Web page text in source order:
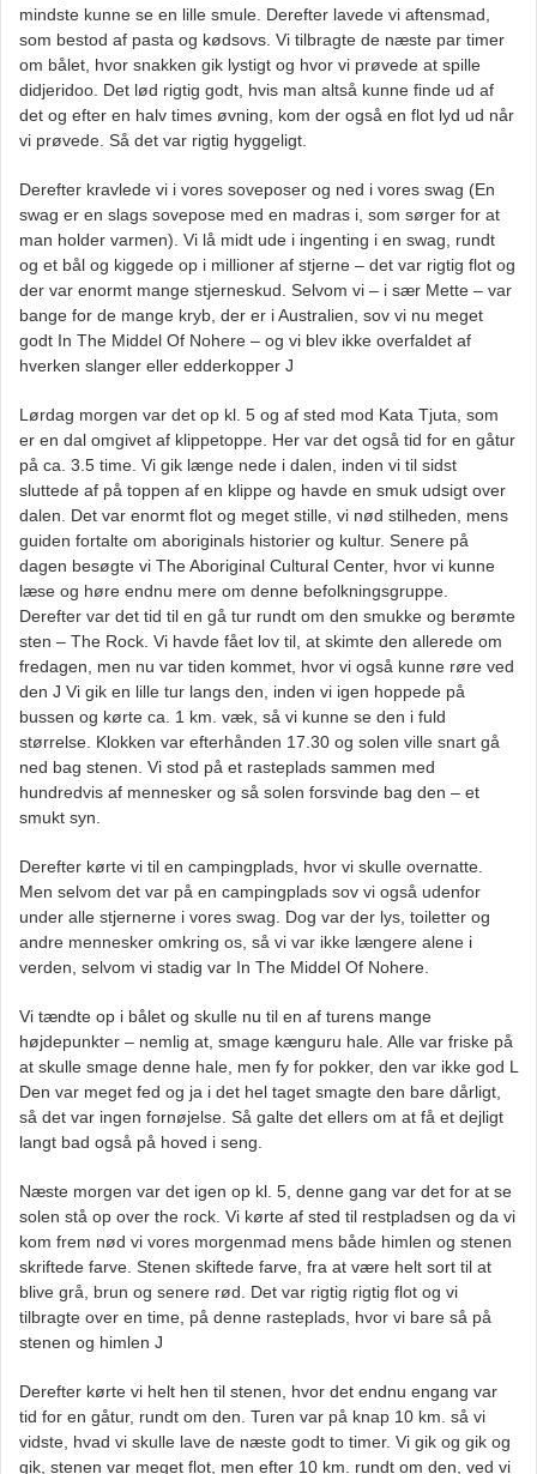
mindste kunne se en lille smule. Derefter lavede vi aftensmad,
som bestod af pasta og kødsovs. Vi tilbragte de næste par timer
om bålet, hvor snakken gik lystigt og hvor vi prøvede at spille
didjeridoo. Det lød rigtig godt, hvis man altså kunne finde ud af
det og efter en halv times øvning, kom der også en flot lyd ud når
vi prøvede. Så det var rigtig hyggeligt.
Derefter kravlede vi i vores soveposer og ned i vores swag (En
swag er en slags sovepose med en madras i, som sørger for at
man holder varmen). Vi lå midt ude i ingenting i en swag, rundt
og et bål og kiggede op i millioner af stjerne – det var rigtig flot og
der var enormt mange stjerneskud. Selvom vi – i sær Mette – var
bange for de mange kryb, der er i Australien, sov vi nu meget
godt In The Middel Of Nohere – og vi blev ikke overfaldet af
hverken slanger eller edderkopper J
Lørdag morgen var det op kl. 5 og af sted mod Kata Tjuta, som
er en dal omgivet af klippetoppe. Her var det også tid for en gåtur
på ca. 3.5 time. Vi gik længe nede i dalen, inden vi til sidst
sluttede af på toppen af en klippe og havde en smuk udsigt over
dalen. Det var enormt flot og meget stille, vi nød stilheden, mens
guiden fortalte om aboriginals historier og kultur. Senere på
dagen besøgte vi The Aboriginal Cultural Center, hvor vi kunne
læse og høre endnu mere om denne befolkningsgruppe.
Derefter var det tid til en gå tur rundt om den smukke og berømte
sten – The Rock. Vi havde fået lov til, at skimte den allerede om
fredagen, men nu var tiden kommet, hvor vi også kunne røre ved
den J Vi gik en lille tur langs den, inden vi igen hoppede på
bussen og kørte ca. 1 km. væk, så vi kunne se den i fuld
størrelse. Klokken var efterhånden 17.30 og solen ville snart gå
ned bag stenen. Vi stod på et rasteplads sammen med
hundredvis af mennesker og så solen forsvinde bag den – et
smukt syn.
Derefter kørte vi til en campingplads, hvor vi skulle overnatte.
Men selvom det var på en campingplads sov vi også udenfor
under alle stjernerne i vores swag. Dog var der lys, toiletter og
andre mennesker omkring os, så vi var ikke længere alene i
verden, selvom vi stadig var In The Middel Of Nohere.
Vi tændte op i bålet og skulle nu til en af turens mange
højdepunkter – nemlig at, smage kænguru hale. Alle var friske på
at skulle smage denne hale, men fy for pokker, den var ikke god L
Den var meget fed og ja i det hel taget smagte den bare dårligt,
så det var ingen fornøjelse. Så galte det ellers om at få et dejligt
langt bad også på hoved i seng.
Næste morgen var det igen op kl. 5, denne gang var det for at se
solen stå op over the rock. Vi kørte af sted til restpladsen og da vi
kom frem nød vi vores morgenmad mens både himlen og stenen
skriftede farve. Stenen skiftede farve, fra at være helt sort til at
blive grå, brun og senere rød. Det var rigtig rigtig flot og vi
tilbragte over en time, på denne rasteplads, hvor vi bare så på
stenen og himlen J
Derefter kørte vi helt hen til stenen, hvor det endnu engang var
tid for en gåtur, rundt om den. Turen var på knap 10 km. så vi
vidste, hvad vi skulle lave de næste godt to timer. Vi gik og gik og
gik, stenen var meget flot, men efter 10 km. rundt om den, ved vi